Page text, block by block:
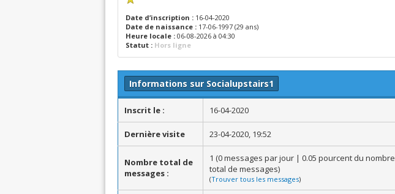
Date d’inscription : 16-04-2020
Date de naissance : 17-06-1997 (29 ans)
Heure locale : 06-08-2026 à 04:30
Statut : Hors ligne
Informations sur Socialupstairs1
Inscrit le : 16-04-2020
Dernière visite 23-04-2020, 19:52
Nombre total de
messages :
1 (0 messages par jour | 0.05 pourcent du nombre
total de messages)
(Trouver tous les messages)